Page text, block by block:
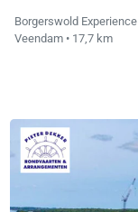
Borgerswold Experience
Veendam • 17,7 km